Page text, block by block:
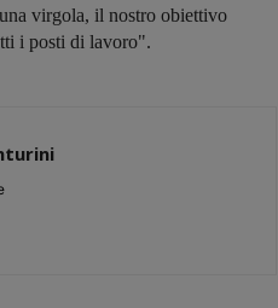
virgola, il nostro obiettivo
i posti di lavoro".